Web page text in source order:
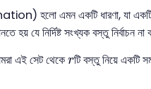
এমন একটি ধারণা, যা একটি সেট
হয় যে নির্দিষ্ট সংখ্যক বস্তু নির্বাচন
এই সেট থেকে r
rটি বস্তু নিয়ে একটি